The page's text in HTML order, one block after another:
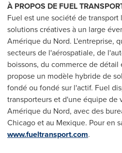
À PROPOS DE FUEL
Fuel est une société de
solutions créatives à un large
Amérique du Nord. L'entreprise,
secteurs de l'aérospatiale, de
boissons, du commerce de détail
propose un modèle hybride de
fondé ou fondé sur l'actif. Fuel
transporteurs et d'une équipe de
Amérique du Nord, avec des
Chicagoet au Mexique. Pour en
www.fueltransport.com.